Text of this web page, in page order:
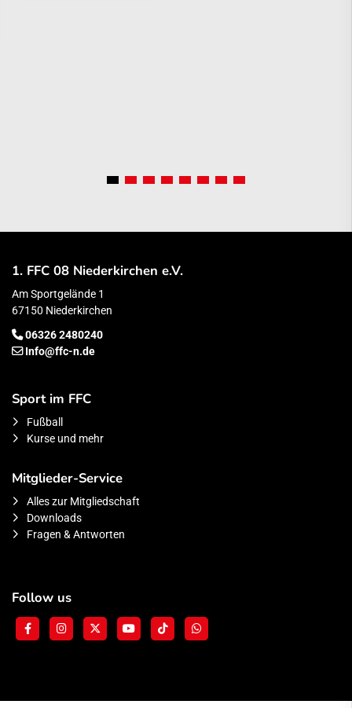
1. FFC 08 Niederkirchen e.V.
Am Sportgelände 1
67150 Niederkirchen
06326 2480240
Info@ffc-n.de
Sport im FFC
Fußball
Kurse und mehr
Mitglieder-Service
Alles zur Mitgliedschaft
Downloads
Fragen & Antworten
Follow us